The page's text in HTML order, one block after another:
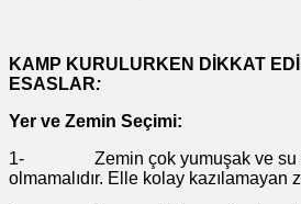
KAMP KURULURKEN DİKKAT
ESASLAR:
Yer ve Zemin Seçimi:
1- Zemin çok yumuşak ve su
olmamalıdır. Elle kolay kazılamayan